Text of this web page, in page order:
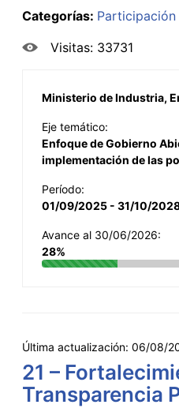
Categorías: Participación
Visitas: 33731
Ministerio de Industria,
Eje temático:
Enfoque de Gobierno
implementación de las
Período:
01/09/2025 - 31/10/
Avance al 30/06/2026:
28%
Última actualización: 06/08/
21 –
Transparencia